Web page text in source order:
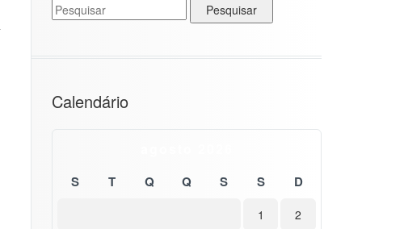
Calendário
S T Q Q S S D
1 2